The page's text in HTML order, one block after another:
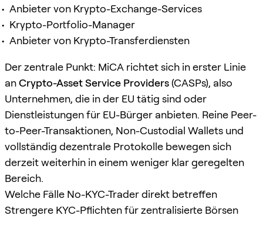
Anbieter von Krypto-Exchange-Services
Krypto-Portfolio-Manager
Anbieter von Krypto-Transferdiensten
Der zentrale Punkt: MiCA richtet sich in erster Linie
anCrypto-Asset Service Providers(CASPs), also
Unternehmen, die in der EU tätig sind oder
Dienstleistungen für EU-Bürger anbieten. Reine Peer-
to-Peer-Transaktionen, Non-Custodial Wallets und
vollständig dezentrale Protokolle bewegen sich
derzeit weiterhin in einem weniger klar geregelten
Bereich.
Welche Fälle No-KYC-Trader direkt betreffen
Strengere KYC-Pflichten für zentralisierte Börsen